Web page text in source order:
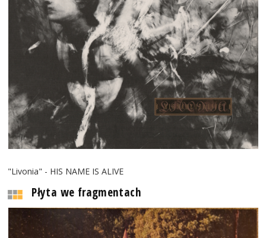
"Livonia" - HIS NAME IS ALIVE
Płyta we fragmentach